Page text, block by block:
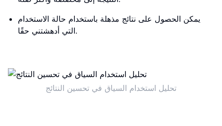
يمكن الحصول على نتائج مذهلة باستخدام حالة الاستخدام
التي أدهشتني حقًا.
تحليل استخدام السياق في تحسين النتائج